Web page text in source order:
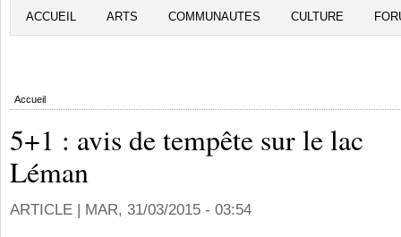
ACCUEIL ARTS COMMUNAUTES CULTURE
Accueil
5+1 : avis de tempête sur le lac
Léman
ARTICLE | MAR, 31/03/2015 - 03:54